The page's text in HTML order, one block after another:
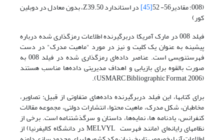
(008؛ مقادیر56- 52
[45] در استاندارد Z39.50، بدون معادل در دوبلین
کور)
فیلد 008 در مارک آمریکا دربرگیرنده اطلاعات رمزگذاری شده درباره
پیشینه به عنوان یک کلیت و نیز در مورد "ماهیت مدرک" در دست
فهرستنویسی است. عناصر داده‌ای رمزگذاری شده در فیلد 008 به
صورت بالقوه برای بازیابی و اهداف مدیریتی داده‌ها مناسب هستند
(USMARC Bibliographic Format, 2006).
برای کتابها، این فیلد دربرگیرنده داده‌های متفاوتی از قبیل: تصاویر،
مخاطبان، شکل مدرک، ماهیت محتوا، انتشارات دولتی، مجموعه مقالات
کنفرانس، یادنامه ها، نمایه‌ها، داستان و سرگذشتنامه است. برخی از
نظامهای رایانه‌ای (مانند فهرست MELVYL در دانشگاه کالیفرنیا) از